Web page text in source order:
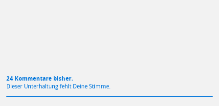
24 Kommentare bisher.
Dieser Unterhaltung fehlt Deine Stimme.